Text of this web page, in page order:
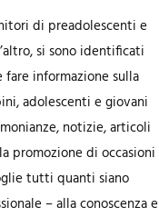
di preadolescenti e
si sono identificati
informazione sulla
adolescenti e giovani
notizie, articoli
promozione di occasioni
tutti quanti siano
– alla conoscenza e